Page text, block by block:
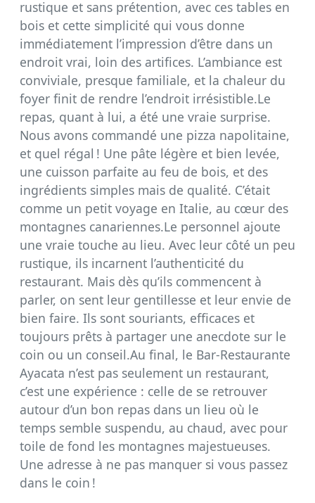
rustique et sans prétention, avec ces tables en
bois et cette simplicité qui vous donne
immédiatement l’impression d’être dans un
endroit vrai, loin des artifices. L’ambiance est
conviviale, presque familiale, et la chaleur du
foyer finit de rendre l’endroit irrésistible.Le
repas, quant à lui, a été une vraie surprise.
Nous avons commandé une pizza napolitaine,
et quel régal ! Une pâte légère et bien levée,
une cuisson parfaite au feu de bois, et des
ingrédients simples mais de qualité. C’était
comme un petit voyage en Italie, au cœur des
montagnes canariennes.Le personnel ajoute
une vraie touche au lieu. Avec leur côté un peu
rustique, ils incarnent l’authenticité du
restaurant. Mais dès qu’ils commencent à
parler, on sent leur gentillesse et leur envie de
bien faire. Ils sont souriants, efficaces et
toujours prêts à partager une anecdote sur le
coin ou un conseil.Au final, le Bar-Restaurante
Ayacata n’est pas seulement un restaurant,
c’est une expérience : celle de se retrouver
autour d’un bon repas dans un lieu où le
temps semble suspendu, au chaud, avec pour
toile de fond les montagnes majestueuses.
Une adresse à ne pas manquer si vous passez
dans le coin !